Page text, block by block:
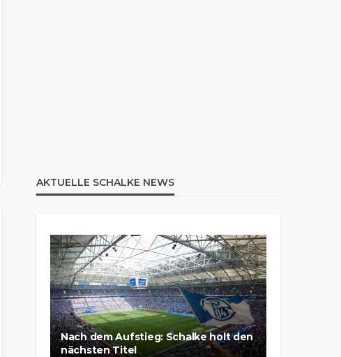
AKTUELLE SCHALKE NEWS
Nach dem Aufstieg: Schalke holt den
nächsten Titel